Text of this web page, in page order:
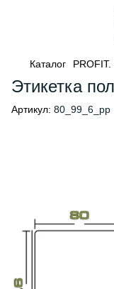
Каталог
Этикетка
Артикул: 80_99_6_pp